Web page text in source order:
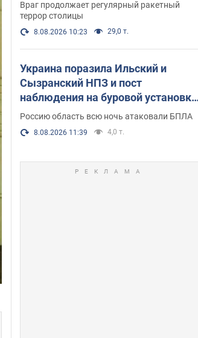
Враг продолжает регулярный ракетный
террор столицы
8.08.2026 10:23 29,0 т.
Украина поразила Ильский и
Сызранский НПЗ и пост
наблюдения на буровой установке
"Сиваш": Генштаб раскрыл детали.
Фото и видео
Россию область всю ночь атаковали БПЛА
8.08.2026 11:39 4,0 т.